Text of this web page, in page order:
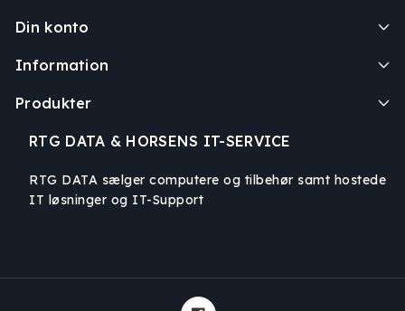
Din konto
Information
Produkter
RTG DATA & HORSENS IT-SERVICE
RTG DATA sælger computere og tilbehør samt hostede
IT løsninger og IT-Support